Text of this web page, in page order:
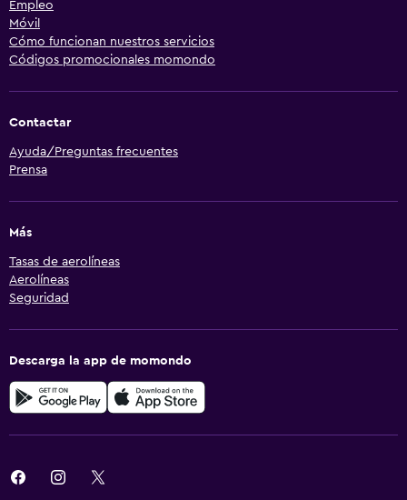
Empleo
Móvil
Cómo funcionan nuestros servicios
Códigos promocionales momondo
Contactar
Ayuda/Preguntas frecuentes
Prensa
Más
Tasas de aerolíneas
Aerolíneas
Seguridad
Descarga la app de momondo